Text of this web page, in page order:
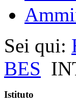
Sei qui:
BES
Istituto